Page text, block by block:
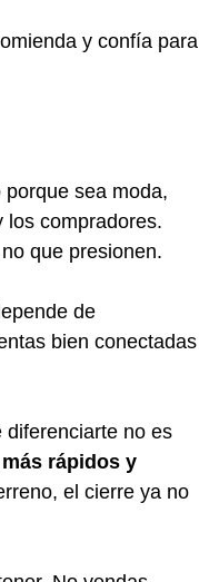
y confía para
sea moda,
los compradores.
que presionen.
de
bien conectadas
diferenciarte no es
rápidos y
el cierre ya no